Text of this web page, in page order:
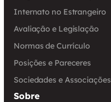
Internato no Estrangeiro
Avaliação e Legislação
Normas de Currículo
Posições e Pareceres
Sociedades e Associações
Sobre